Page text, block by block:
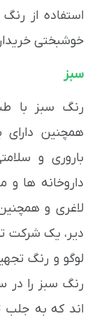
استفاده از
خوشبختی
سبز
رنگ سبز با
همچنین دارای
باروری و
داروخانه ها و
لاغری و
دیر، یک شرکت
لوگو و رنگ
رنگ سبز را در
اند که به